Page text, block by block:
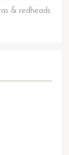
& redheads